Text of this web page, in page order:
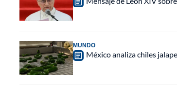
MUNDO
México analiza chiles